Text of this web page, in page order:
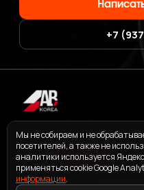
+7
ПОЛЬЗОВАТЕЛЬСКОЕ
Мы не собираем и не
посетителей, а также не
аналитики используется
применяться cookie Google
информации.